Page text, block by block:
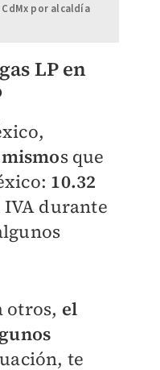
por alcaldía
LP en
s que
10.32
durante
otros, el
te